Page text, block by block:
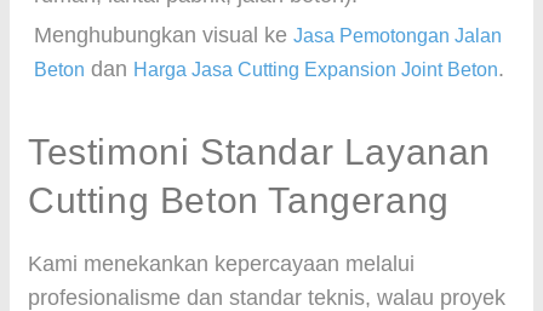
Menghubungkan visual ke Jasa Pemotongan Jalan
Beton dan Harga Jasa Cutting Expansion Joint Beton.
Testimoni Standar Layanan
Cutting Beton Tangerang
Kami menekankan kepercayaan melalui
profesionalisme dan standar teknis, walau proyek